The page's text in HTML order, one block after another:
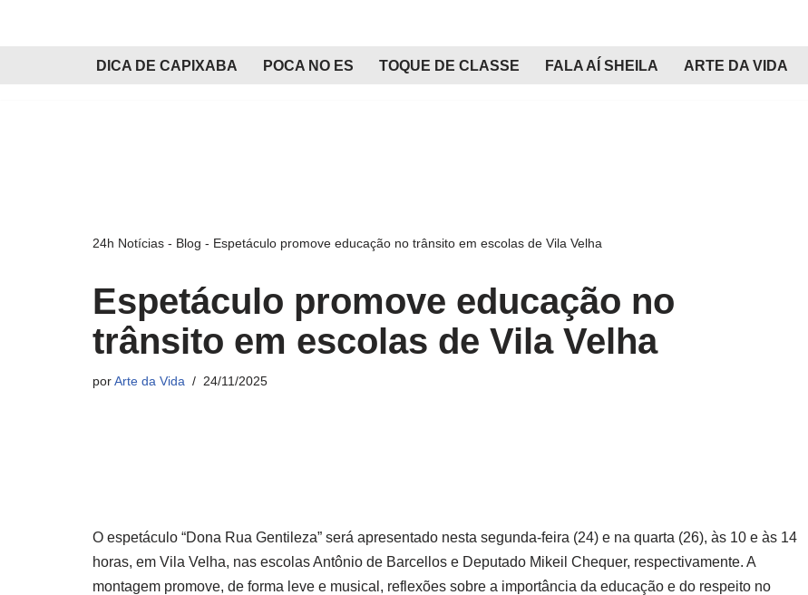
DICA DE CAPIXABA POCA NO ES TOQUE DE CLASSE FALA AÍ SHEILA ARTE DA VIDA
24h Notícias - Blog - Espetáculo promove educação no trânsito em escolas de Vila Velha
Espetáculo promove educação no
trânsito em escolas de Vila Velha
porArte da Vida 24/11/2025
O espetáculo “Dona Rua Gentileza” será apresentado nesta segunda-feira (24) e na quarta (26), às 10 e às 14
horas, em Vila Velha, nas escolas Antônio de Barcellos e Deputado Mikeil Chequer, respectivamente. A
montagem promove, de forma leve e musical, reflexões sobre a importância da educação e do respeito no